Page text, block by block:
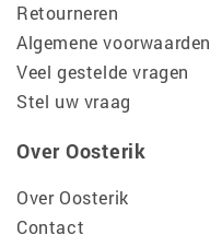
Retourneren
Algemene voorwaarden
Veel gestelde vragen
Stel uw vraag
Over Oosterik
Over Oosterik
Contact